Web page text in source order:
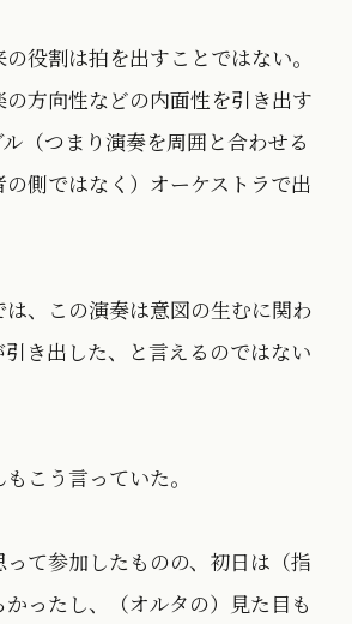
役割は拍を出すことではない。
方向性などの内面性を引き出す
（つまり演奏を周囲と合わせる
側ではなく）オーケストラで出
、この演奏は意図の生むに関わ
き出した、と言えるのではない
こう言っていた。
て参加したものの、初日は（指
ったし、（オルタの）見た目も